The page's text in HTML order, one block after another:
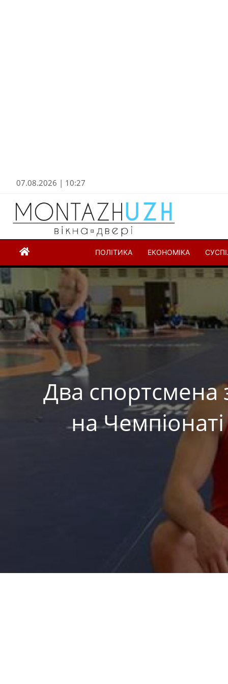
07.08.2026 | 10:27
ПОЛІТИКА ЕКОНОМІКА
Два спортсмена
на